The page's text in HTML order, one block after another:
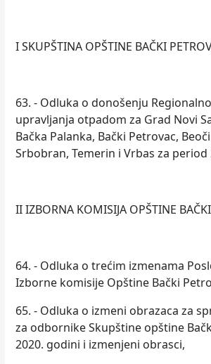
I SKUPŠTINA OPŠTINE BAČKI
63. - Odluka o donošenju
upravljanja otpadom za Grad Novi
Bačka Palanka, Bački Petrovac,
Srbobran, Temerin i Vrbas za period
II IZBORNA KOMISIJA OPŠTINE
64. - Odluka o trećim izmenama
Izborne komisije Opštine Bački
65. - Odluka o izmeni obrazaca za
za odbornike Skupštine opštine
2020. godini i izmenjeni obrasci,